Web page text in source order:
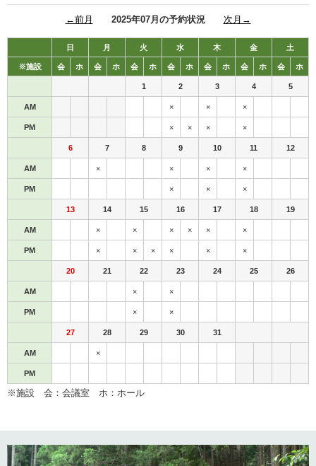
←前月 2025年07月の予約状況 次月→
日 月 火 水 木 金 土
※施設 会 ホ 会 ホ 会 ホ 会 ホ 会 ホ 会 ホ 会 ホ
1 2 3 4 5
AM × × ×
PM × × × ×
6 7 8 9 10 11 12
AM × × × ×
PM × × ×
13 14 15 16 17 18 19
AM × × × × × ×
PM × × × × × ×
20 21 22 23 24 25 26
AM × ×
PM × ×
27 28 29 30 31
AM ×
PM
※施設 会：会議室 ホ：ホール